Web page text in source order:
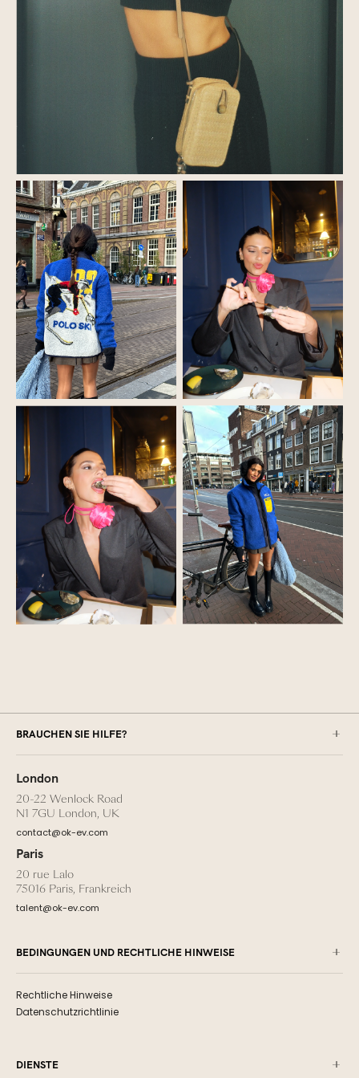
BRAUCHEN SIE HILFE?
London
20-22 Wenlock Road
N1 7GU London, UK
contact@ok-ev.com
Paris
20 rue Lalo
75016 Paris, Frankreich
talent@ok-ev.com
BEDINGUNGEN UND RECHTLICHE HINWEISE
Rechtliche Hinweise
Datenschutzrichtlinie
DIENSTE